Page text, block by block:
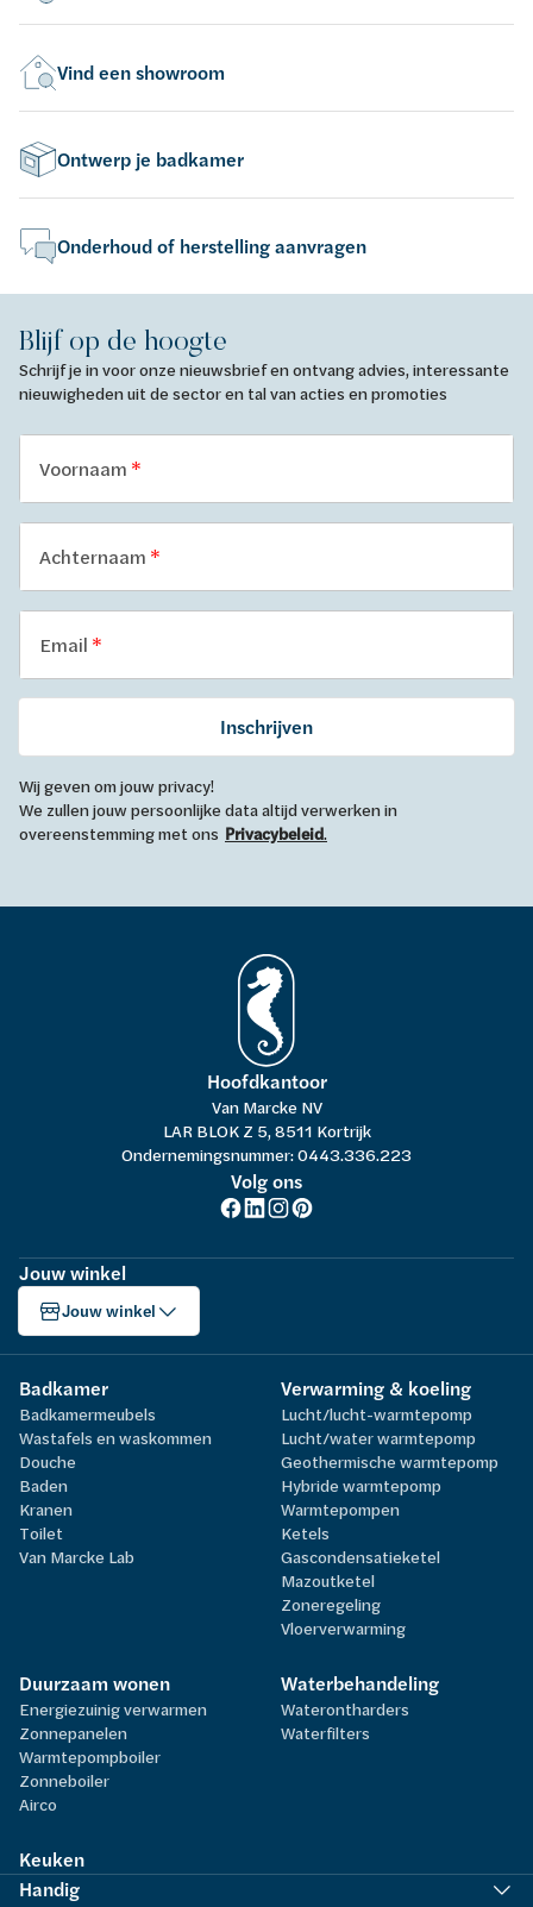
Vind een showroom
Ontwerp je badkamer
Onderhoud of herstelling aanvragen
Blijf op de hoogte
Schrijf je in voor onze nieuwsbrief en ontvang advies, interessante
nieuwigheden uit de sector en tal van acties en promoties
Voornaam
Achternaam
Email
Inschrijven
Wij geven om jouw privacy!
We zullen jouw persoonlijke data altijd verwerken in
overeenstemming met ons Privacybeleid.
Hoofdkantoor
Van Marcke NV
LAR BLOK Z 5, 8511 Kortrijk
Ondernemingsnummer: 0443.336.223
Volg ons
Jouw winkel
Jouw winkel
Badkamer
Badkamermeubels
Wastafels en waskommen
Douche
Baden
Kranen
Toilet
Van Marcke Lab
Verwarming & koeling
Lucht/lucht-warmtepomp
Lucht/water warmtepomp
Geothermische warmtepomp
Hybride warmtepomp
Warmtepompen
Ketels
Gascondensatieketel
Mazoutketel
Zoneregeling
Vloerverwarming
Duurzaam wonen
Energiezuinig verwarmen
Zonnepanelen
Warmtepompboiler
Zonneboiler
Airco
Waterbehandeling
Waterontharders
Waterfilters
Keuken
Handig